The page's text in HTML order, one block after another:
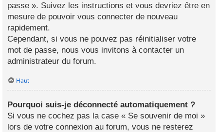
passe ». Suivez les instructions et vous devriez être en
mesure de pouvoir vous connecter de nouveau
rapidement.
Cependant, si vous ne pouvez pas réinitialiser votre
mot de passe, nous vous invitons à contacter un
administrateur du forum.
Haut
Pourquoi suis-je déconnecté automatiquement ?
Si vous ne cochez pas la case « Se souvenir de moi »
lors de votre connexion au forum, vous ne resterez